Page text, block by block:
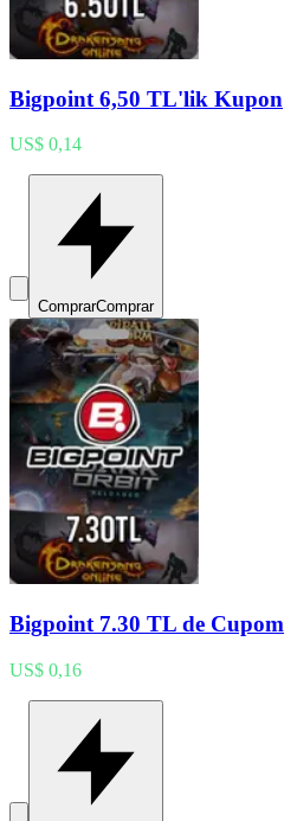
Bigpoint 6,50 TL'lik Kupon
US$ 0,14
ComprarComprar
Bigpoint 7.30 TL de Cupom
US$ 0,16